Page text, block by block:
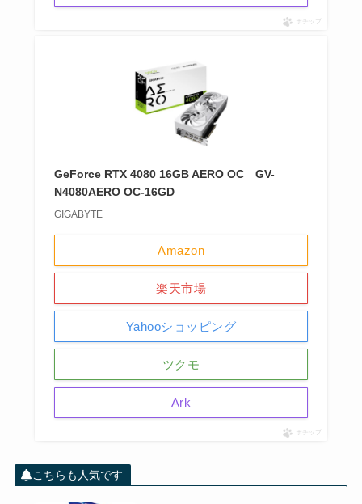
ポチップ
GeForce RTX 4080 16GB AERO OC GV-
N4080AERO OC-16GD
GIGABYTE
Amazon
楽天市場
Yahooショッピング
ツクモ
Ark
ポチップ
こちらも人気です